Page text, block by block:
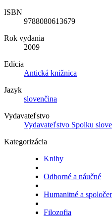
ISBN
9788080613679
Rok vydania
2009
Edícia
Antická knižnica
Jazyk
slovenčina
Vydavateľstvo
Vydavateľstvo Spolku
Kategorizácia
Knihy
Odborné a náučné
Humanitné a
Filozofia